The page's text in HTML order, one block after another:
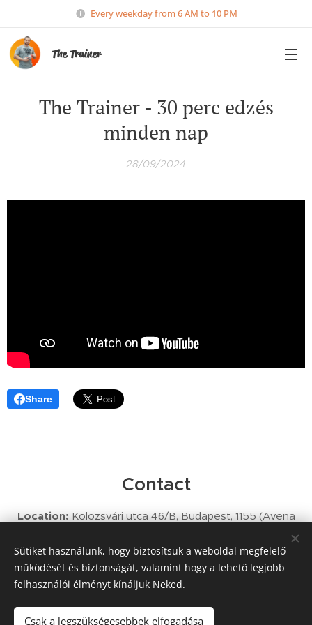
Every weekday from 6 AM to 10 PM
The Trainer
The Trainer - 30 perc edzés
minden nap
28/09/2024
Share
Contact
Location:Kolozsvári utca 46/B, Budapest, 1155 (Avena
Phone Number:+36 70 425 7907
Email Address:info@thetrainer.hu
Sütiket használunk, hogy biztosítsuk a weboldal megfelelő
működését és biztonságát, valamint hogy a lehető legjobb
felhasználói élményt kínáljuk Neked.
Csak a legszükségesebbek elfogadása